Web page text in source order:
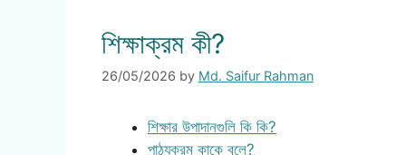
শিক্ষাক্রম কী?
26/05/2026 by Md. Saifur Rahman
শিক্ষার উপাদানগুলি কি কি?
পাঠ্যক্রম কাকে বলে?